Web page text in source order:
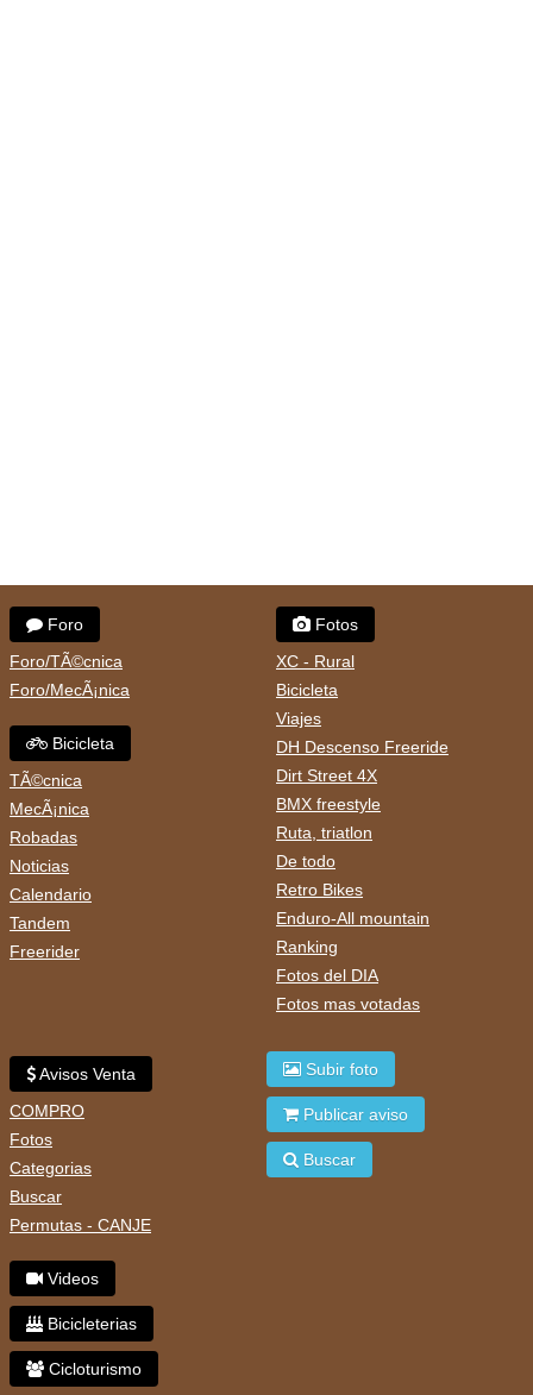
Foro
Foro/TÃ©cnica
Foro/MecÃ¡nica
Bicicleta
TÃ©cnica
MecÃ¡nica
Robadas
Noticias
Calendario
Tandem
Freerider
Fotos
XC - Rural
Bicicleta
Viajes
DH Descenso Freeride
Dirt Street 4X
BMX freestyle
Ruta, triatlon
De todo
Retro Bikes
Enduro-All mountain
Ranking
Fotos del DIA
Fotos mas votadas
Avisos Venta
COMPRO
Fotos
Categorias
Buscar
Permutas - CANJE
Videos
Bicicleterias
Cicloturismo
Subir foto
Publicar aviso
Buscar